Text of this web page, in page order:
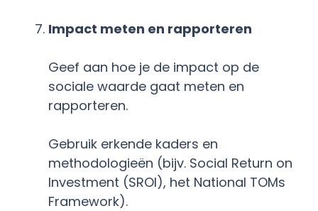
Impact meten en rapporteren
Geef aan hoe je de impact op de
sociale waarde gaat meten en
rapporteren.
Gebruik erkende kaders en
methodologieën (bijv. Social Return on
Investment (SROI), het National TOMs
Framework).